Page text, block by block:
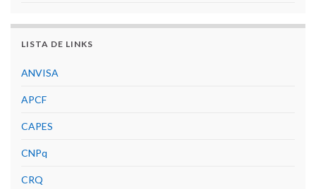
LISTA DE LINKS
ANVISA
APCF
CAPES
CNPq
CRQ